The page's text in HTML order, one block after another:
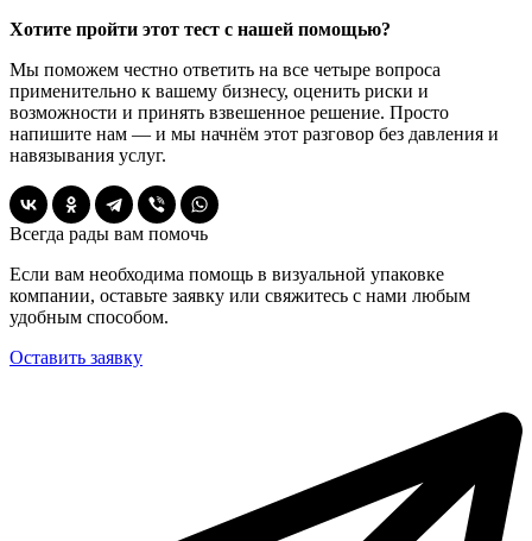
Хотите пройти этот тест с нашей помощью?
Мы поможем честно ответить на все четыре вопроса
применительно к вашему бизнесу, оценить риски и
возможности и принять взвешенное решение. Просто
напишите нам — и мы начнём этот разговор без давления и
навязывания услуг.
Всегда рады вам помочь
Если вам необходима помощь в визуальной упаковке
компании, оставьте заявку или свяжитесь с нами любым
удобным способом.
Оставить заявку